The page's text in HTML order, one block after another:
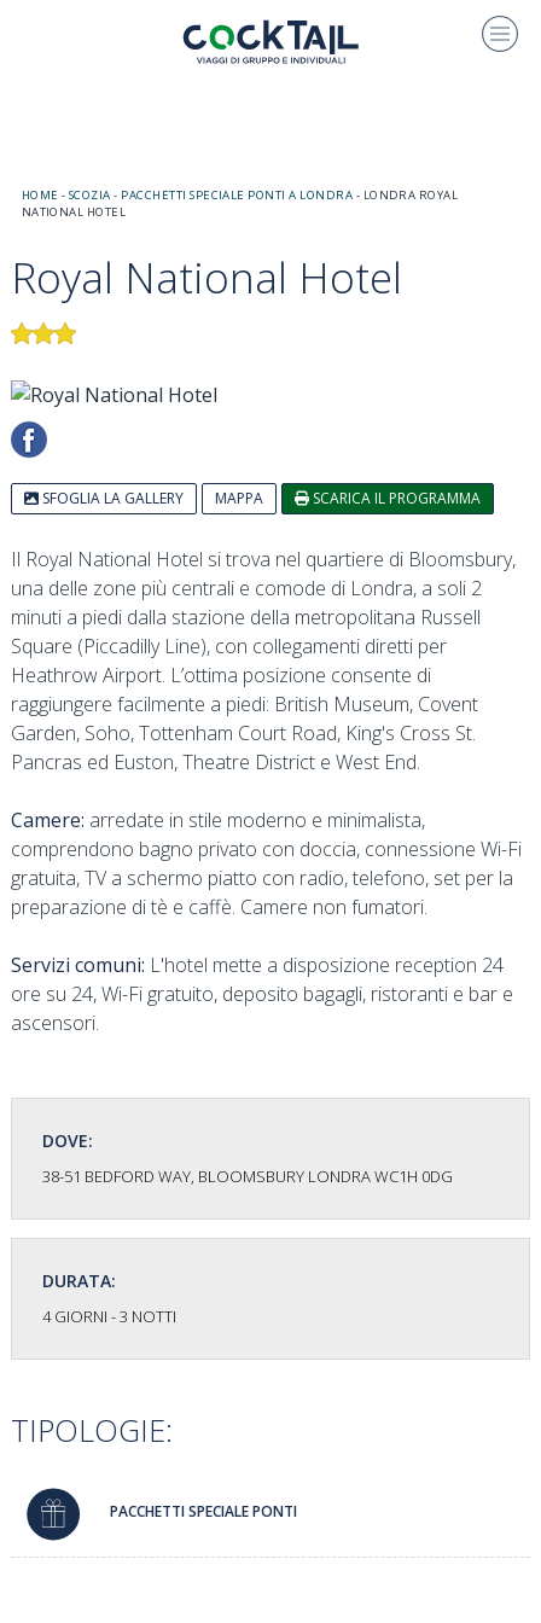
HOME - SCOZIA - PACCHETTI SPECIALE PONTI A LONDRA - LONDRA ROYAL
NATIONAL HOTEL
Royal National Hotel
SFOGLIA LA GALLERY MAPPA SCARICA IL PROGRAMMA
Il Royal National Hotel si trova nel quartiere di Bloomsbury,
una delle zone più centrali e comode di Londra, a soli 2
minuti a piedi dalla stazione della metropolitana Russell
Square (Piccadilly Line), con collegamenti diretti per
Heathrow Airport. L’ottima posizione consente di
raggiungere facilmente a piedi: British Museum, Covent
Garden, Soho, Tottenham Court Road, King's Cross St.
Pancras ed Euston, Theatre District e West End.
Camere: arredate in stile moderno e minimalista,
comprendono bagno privato con doccia, connessione Wi-Fi
gratuita, TV a schermo piatto con radio, telefono, set per la
preparazione di tè e caffè. Camere non fumatori.
Servizi comuni: L'hotel mette a disposizione reception 24
ore su 24, Wi-Fi gratuito, deposito bagagli, ristoranti e bar e
ascensori.
DOVE:
38-51 BEDFORD WAY, BLOOMSBURY LONDRA WC1H 0DG
DURATA:
4 GIORNI - 3 NOTTI
TIPOLOGIE:
PACCHETTI SPECIALE PONTI